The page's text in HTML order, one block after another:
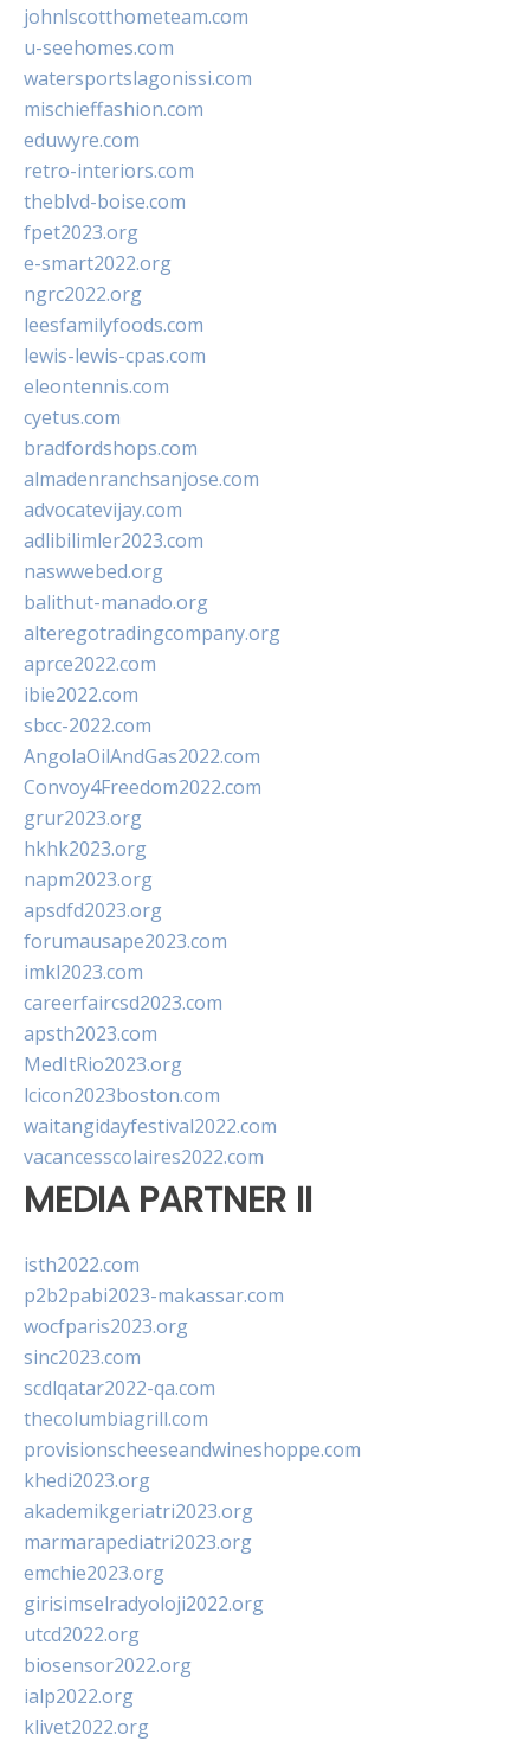
johnlscotthometeam.com
u-seehomes.com
watersportslagonissi.com
mischieffashion.com
eduwyre.com
retro-interiors.com
theblvd-boise.com
fpet2023.org
e-smart2022.org
ngrc2022.org
leesfamilyfoods.com
lewis-lewis-cpas.com
eleontennis.com
cyetus.com
bradfordshops.com
almadenranchsanjose.com
advocatevijay.com
adlibilimler2023.com
naswwebed.org
balithut-manado.org
alteregotradingcompany.org
aprce2022.com
ibie2022.com
sbcc-2022.com
AngolaOilAndGas2022.com
Convoy4Freedom2022.com
grur2023.org
hkhk2023.org
napm2023.org
apsdfd2023.org
forumausape2023.com
imkl2023.com
careerfaircsd2023.com
apsth2023.com
MedItRio2023.org
lcicon2023boston.com
waitangidayfestival2022.com
vacancesscolaires2022.com
MEDIA PARTNER II
isth2022.com
p2b2pabi2023-makassar.com
wocfparis2023.org
sinc2023.com
scdlqatar2022-qa.com
thecolumbiagrill.com
provisionscheeseandwineshoppe.com
khedi2023.org
akademikgeriatri2023.org
marmarapediatri2023.org
emchie2023.org
girisimselradyoloji2022.org
utcd2022.org
biosensor2022.org
ialp2022.org
klivet2022.org